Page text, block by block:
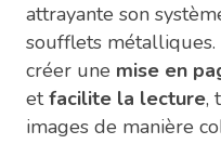
attrayante son
soufflets
créer une mise en
etfacilite la lecture,
images de manière